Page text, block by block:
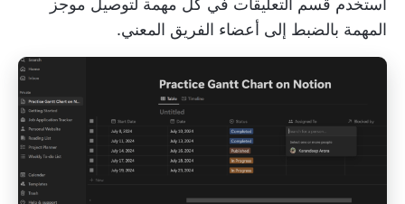
استخدم قسم التعليقات في كل مهمة لتوصيل موجز
المهمة بالضبط إلى أعضاء الفريق المعني.